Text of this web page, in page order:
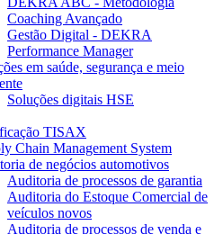
Coaching Avançado
Gestão Digital - DEKRA
Performance Manager
em saúde, segurança e meio
Soluções digitais HSE
TISAX
Chain Management System
de negócios automotivos
Auditoria de processos de garantia
Auditoria do Estoque Comercial de
veículos novos
Auditoria de processos de venda e